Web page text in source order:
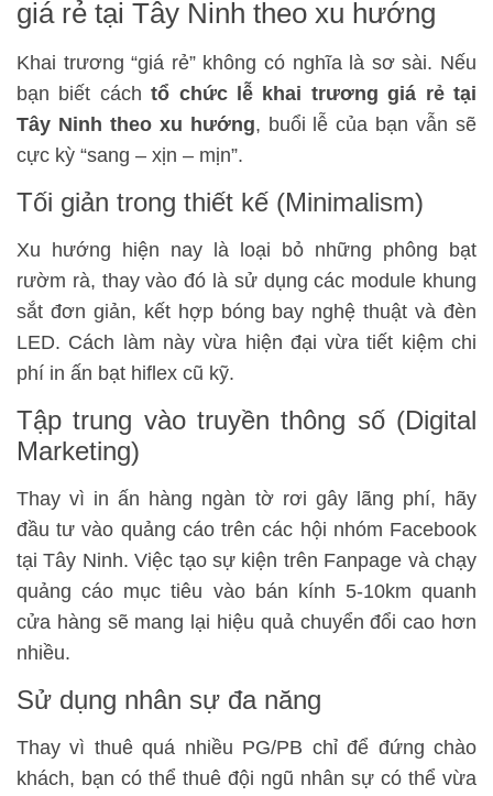
giá rẻ tại Tây Ninh theo xu hướng
Khai trương “giá rẻ” không có nghĩa là sơ sài. Nếu
bạn biết cáchtổ chức lễ khai trương giá rẻ tại
Tây Ninh theo xu hướng, buổi lễ của bạn vẫn sẽ
cực kỳ “sang – xịn – mịn”.
Tối giản trong thiết kế (Minimalism)
Xu hướng hiện nay là loại bỏ những phông bạt
rườm rà, thay vào đó là sử dụng các module khung
sắt đơn giản, kết hợp bóng bay nghệ thuật và đèn
LED. Cách làm này vừa hiện đại vừa tiết kiệm chi
phí in ấn bạt hiflex cũ kỹ.
Tập trung vào truyền thông số (Digital
Marketing)
Thay vì in ấn hàng ngàn tờ rơi gây lãng phí, hãy
đầu tư vào quảng cáo trên các hội nhóm Facebook
tại Tây Ninh. Việc tạo sự kiện trên Fanpage và chạy
quảng cáo mục tiêu vào bán kính 5-10km quanh
cửa hàng sẽ mang lại hiệu quả chuyển đổi cao hơn
nhiều.
Sử dụng nhân sự đa năng
Thay vì thuê quá nhiều PG/PB chỉ để đứng chào
khách, bạn có thể thuê đội ngũ nhân sự có thể vừa